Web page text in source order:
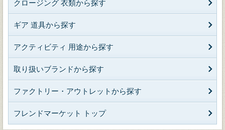
クロージング 衣類から探す
ギア 道具から探す
アクティビティ 用途から探す
取り扱いブランドから探す
ファクトリー・アウトレットから探す
フレンドマーケット トップ